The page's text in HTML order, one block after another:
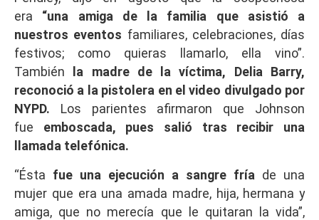
era “una amiga de la familia que asistió a
nuestros eventos familiares, celebraciones, días
festivos; como quieras llamarlo, ella vino”.
También
la madre de la víctima, Delia Barry,
reconoció a la pistolera en el video divulgado por
NYPD. Los parientes afirmaron que Johnson
fue emboscada, pues salió tras recibir una
llamada telefónica.
“Ésta fue una ejecución a sangre fría de una
mujer que era una amada madre, hija, hermana y
amiga, que no merecía que le quitaran la vida”,